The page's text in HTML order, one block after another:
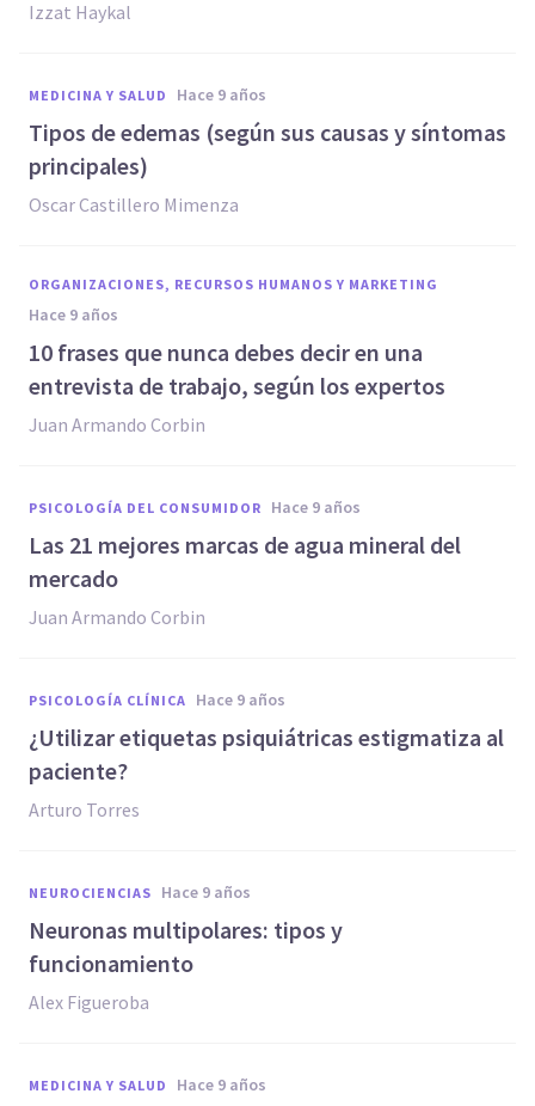
Izzat Haykal
MEDICINA Y SALUD hace 9 años
​Tipos de edemas (según sus causas y síntomas
principales)
Oscar Castillero Mimenza
ORGANIZACIONES, RECURSOS HUMANOS Y MARKETING
hace 9 años
​10 frases que nunca debes decir en una
entrevista de trabajo, según los expertos
Juan Armando Corbin
PSICOLOGÍA DEL CONSUMIDOR hace 9 años
Las 21 mejores marcas de agua mineral del
mercado
Juan Armando Corbin
PSICOLOGÍA CLÍNICA hace 9 años
¿Utilizar etiquetas psiquiátricas estigmatiza al
paciente?
Arturo Torres
NEUROCIENCIAS hace 9 años
Neuronas multipolares: tipos y
funcionamiento
Alex Figueroba
MEDICINA Y SALUD hace 9 años